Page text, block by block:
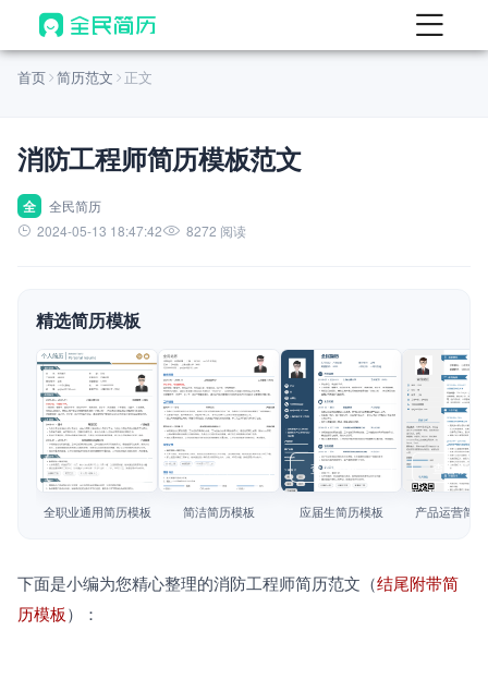
首页
AI 生成简历
AI 优化简历
AI 翻译简历
AI 模拟面试
面试自我介绍
AI 职场工具 New
简历模板
简历教程
首页 简历范文 正文
消防工程师简历模板范文
全
全民简历
2024-05-13 18:47:42
8272 阅读
精选简历模板
查看模板
全职业通用简历模板
查看模板
简洁简历模板
查看模板
应届生简历模板
查看模板
产品运营简
下面是小编为您精心整理的消防工程师简历范文（结尾附带简
历模板）：